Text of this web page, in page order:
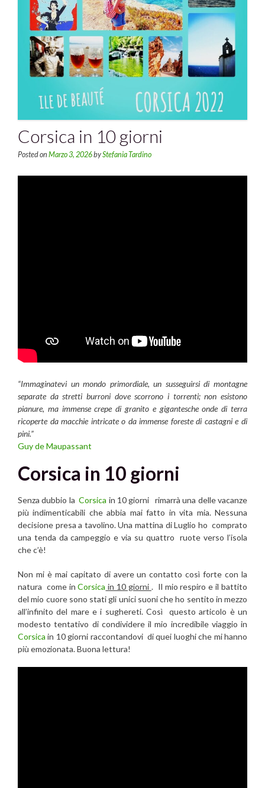
Corsica in 10 giorni
Posted on Marzo 3, 2026byStefania Tardino
“Immaginatevi un mondo primordiale, un susseguirsi di montagne
separate da stretti burroni dove scorrono i torrenti; non esistono
pianure, ma immense crepe di granito e gigantesche onde di terra
ricoperte da macchie intricate o da immense foreste di castagni e di
pini.”
Guy de Maupassant
Corsica in 10 giorni
Senza dubbio laCorsica in 10 giorni rimarrà una delle vacanze
più indimenticabili che abbia mai fatto in vita mia. Nessuna
decisione presa a tavolino. Una mattina di Luglio ho comprato
una tenda da campeggio e via su quattro ruote verso l’isola
che c’è!
Non mi è mai capitato di avere un contatto così forte con la
natura come inCorsica in 10 giorni . Il mio respiro e il battito
del mio cuore sono stati gli unici suoni che ho sentito in mezzo
all’infinito del mare e i sughereti. Così questo articolo è un
modesto tentativo di condividere il mio incredibile viaggio in
Corsica in 10 giorni raccontandovi di quei luoghi che mi hanno
più emozionata. Buona lettura!